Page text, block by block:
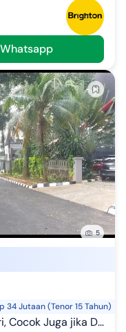
Whatsapp
5
34 Jutaan (Tenor 15 Tahun)
Cluster Rumah Mewah-Jun